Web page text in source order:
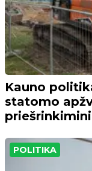
Kauno
statomo
POLITIKA